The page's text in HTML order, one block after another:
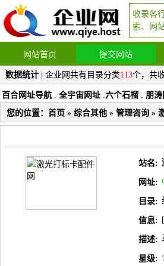
收录各
索、网
网站首页 提交网站
数据统计 | 企业网共有目录分类113个，共
百合网址导航 . 全宇宙网址 .六个石榴 . 朋
您的位置： 首页 » 综合其他 » 管理咨询 »
站名:
网址:
目录:
信息: [
描述:
星级: